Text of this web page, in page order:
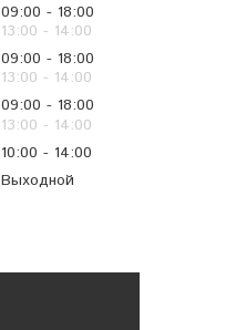
09:00
18:00
13:00
14:00
09:00
18:00
13:00
14:00
09:00
18:00
13:00
14:00
10:00
14:00
Выходной